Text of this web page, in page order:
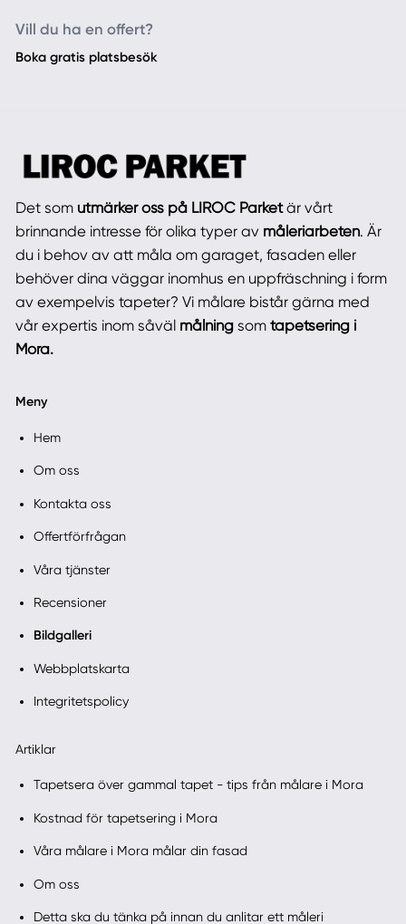
Vill du ha en offert?
Boka gratis platsbesök
Det som utmärker oss på LIROC Parketär vårt
brinnande intresse för olika typer av måleriarbeten. Är
du i behov av att måla om garaget, fasaden eller
behöver dina väggar inomhus en uppfräschning i form
av exempelvis tapeter? Vi målare bistår gärna med
vår expertis inom såväl målning som tapetsering i
Mora.
Meny
Hem
Om oss
Kontakta oss
Offertförfrågan
Våra tjänster
Recensioner
Bildgalleri
Webbplatskarta
Integritetspolicy
Artiklar
Tapetsera över gammal tapet - tips från målare i Mora
Kostnad för tapetsering i Mora
Våra målare i Mora målar din fasad
Om oss
Detta ska du tänka på innan du anlitar ett måleri